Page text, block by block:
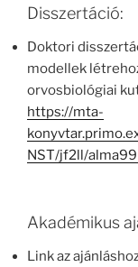
Disszertáció:
Doktori
modellek
orvosbiológiai
https://mta-
NST/jf2ll/
Akadémikus
Link az